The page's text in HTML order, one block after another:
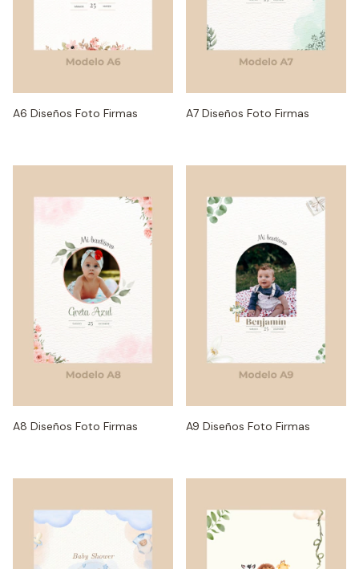
A6 Diseños Foto Firmas A7 Diseños Foto Firmas
A8 Diseños Foto Firmas A9 Diseños Foto Firmas